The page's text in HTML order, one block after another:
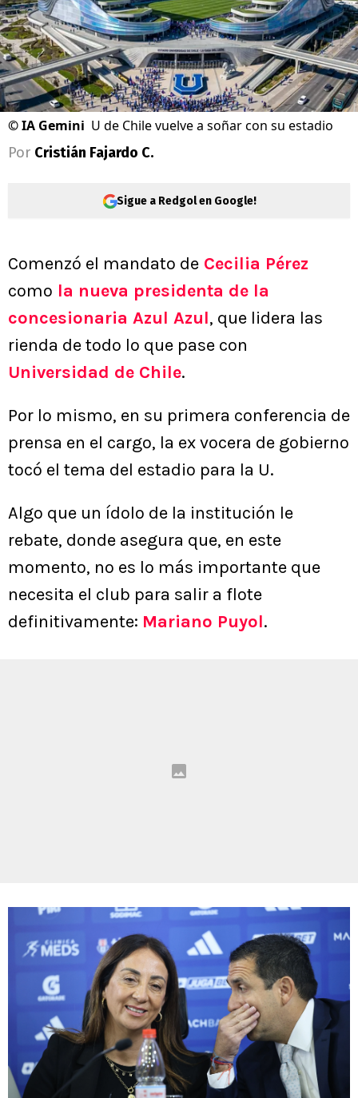
©IA Gemini U de Chile vuelve a soñar con su estadio
Por Cristián Fajardo C.
Sigue a Redgol en Google!
Comenzó el mandato de Cecilia Pérez
como la nueva presidenta de la
concesionaria Azul Azul, que lidera las
rienda de todo lo que pase con
Universidad de Chile.
Por lo mismo, en su primera conferencia de
prensa en el cargo, la ex vocera de gobierno
tocó el tema del estadio para la U.
Algo que un ídolo de la institución le
rebate, donde asegura que, en este
momento, no es lo más importante que
necesita el club para salir a flote
definitivamente: Mariano Puyol.